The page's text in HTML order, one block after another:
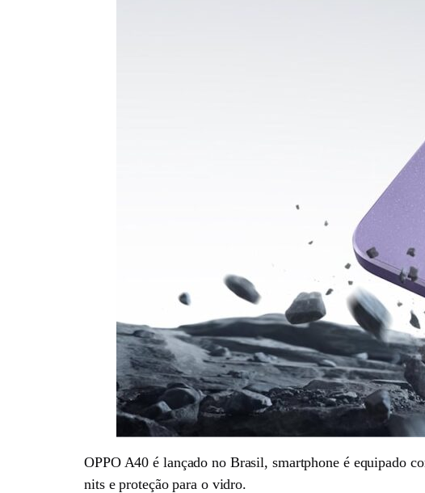
OPPO A40 é lançado no Brasil, smartphone é equipado
nits e proteção para o vidro.